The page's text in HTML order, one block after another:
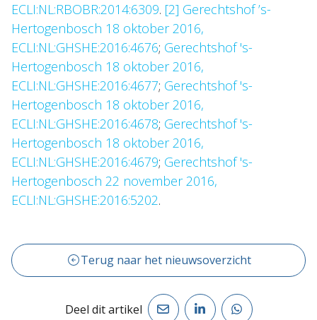
ECLI:NL:RBOBR:2014:6309. [2] Gerechtshof ’s-
Hertogenbosch 18 oktober 2016,
ECLI:NL:GHSHE:2016:4676; Gerechtshof 's-
Hertogenbosch 18 oktober 2016,
ECLI:NL:GHSHE:2016:4677; Gerechtshof 's-
Hertogenbosch 18 oktober 2016,
ECLI:NL:GHSHE:2016:4678; Gerechtshof 's-
Hertogenbosch 18 oktober 2016,
ECLI:NL:GHSHE:2016:4679; Gerechtshof 's-
Hertogenbosch 22 november 2016,
ECLI:NL:GHSHE:2016:5202.
Terug naar het nieuwsoverzicht
Deel dit artikel